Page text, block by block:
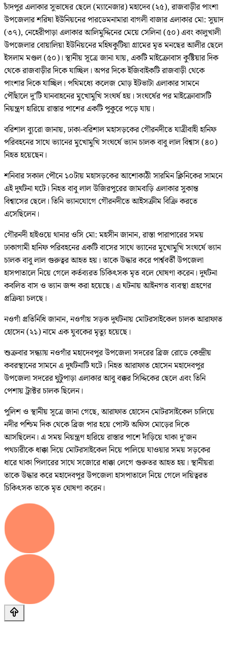
চাঁদপুর এলাকার সুভাষের ছেলে (ম্যানেজার) মহাদেব (২৫), রাজবাড়ীর পাংশা
উপজেলার শরিষা ইউনিয়নের পারডেমনামারা বাগলী বাজার এলাকার মো: সুয়াদ
(৩৭), নেহেরীপাড়া এলাকার আলিমুদ্দিনের মেয়ে সেলিনা (৫০) এবং কালুখালী
উপজেলার বোয়ালিয়া ইউনিয়নের মহিষকুটিয়া গ্রামের মৃত মনছের আলীর ছেলে
ইসলাম মণ্ডল (৫০)। স্থানীয় সূত্রে জানা যায়, একটি মাইক্রোবাস কুষ্টিয়ার দিক
থেকে রাজবাড়ীর দিকে যাচ্ছিল। অপর দিকে ইজিবাইকটি রাজবাড়ী থেকে
পাংশার দিকে যাচ্ছিল। পথিমধ্যে কলেজ মোড় ইটভাটা এলাকার সামনে
পৌঁছালে দু’টি যানবাহনের মুখোমুখি সংঘর্ষ হয়। সংঘর্ষের পর মাইক্রোবাসটি
নিয়ন্ত্রণ হারিয়ে রাস্তার পাশের একটি পুকুরে পড়ে যায়।
বরিশাল ব্যুরো জানায়, ঢাকা-বরিশাল মহাসড়কের গৌরনদীতে যাত্রীবাহী হানিফ
পরিবহনের সাথে ভ্যানের মুখোমুখি সংঘর্ষে ভ্যান চালক বাবু লাল বিশ্বাস (৪০)
নিহত হয়েছেন।
শনিবার সকাল পৌনে ১০টায় মহাসড়কের আশোকাঠী সারমিন ক্লিনিকের সামনে
এই দুর্ঘটনা ঘটে। নিহত বাবু লাল উজিরপুরের জামবাড়ি এলাকার সুকান্ত
বিশ্বাসের ছেলে। তিনি ভ্যানযোগে গৌরনদীতে আইসক্রীম বিক্রি করতে
এসেছিলেন।
গৌরনদী হাইওয়ে থানার ওসি মো: মহসীন জানান, রাস্তা পারাপারের সময়
ঢাকাগামী হানিফ পরিবহনের একটি বাসের সাথে ভ্যানের মুখোমুখি সংঘর্ষে ভ্যান
চালক বাবু লাল গুরুত্বর আহত হয়। তাকে উদ্ধার করে পার্শ্ববর্তী উপজেলা
হাসপাতালে নিয়ে গেলে কর্তব্যরত চিকিৎসক মৃত বলে ঘোষণা করেন। দুর্ঘটনা
কবলিত বাস ও ভ্যান জব্দ করা হয়েছে। এ ঘটনায় আইনগত ব্যবস্থা গ্রহণের
প্রক্রিয়া চলছে।
নওগাঁ প্রতিনিধি জানান, নওগাঁয় সড়ক দুর্ঘটনায় মোটরসাইকেল চালক আরাফাত
হোসেন (২১) নামে এক যুবকের মৃত্যু হয়েছে।
শুক্রবার সন্ধ্যায় নওগাঁর মহাদেবপুর উপজেলা সদরের ব্রিজ রোডে কেন্দ্রীয়
কবরস্থানের সামনে এ দুর্ঘটনাটি ঘটে। নিহত আরাফাত হোসেন মহাদেবপুর
উপজেলা সদরের ঘুটুপাড়া এলাকার আবু বক্কর সিদ্দিকের ছেলে এবং তিনি
পেশায় ট্রাক্টর চালক ছিলেন।
পুলিশ ও স্থানীয় সূত্রে জানা গেছে, আরাফাত হোসেন মোটরসাইকেল চালিয়ে
নদীর পশ্চিম দিক থেকে ব্রিজ পার হয়ে পোস্ট অফিস মোড়ের দিকে
আসছিলেন। এ সময় নিয়ন্ত্রণ হারিয়ে রাস্তার পাশে দাঁড়িয়ে থাকা দু’জন
পথচারীকে ধাক্কা দিয়ে মোটরসাইকেল নিয়ে পালিয়ে যাওয়ার সময় সড়কের
ধারে থাকা পিলারের সাথে সজোরে ধাক্কা লেগে গুরুতর আহত হয়। স্থানীয়রা
তাকে উদ্ধার করে মহাদেবপুর উপজেলা হাসপাতালে নিয়ে গেলে দায়িত্বরত
চিকিৎসক তাকে মৃত ঘোষণা করেন।